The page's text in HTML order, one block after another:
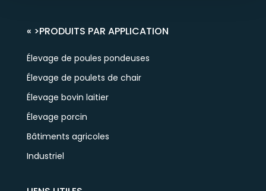
« >PRODUITS PAR APPLICATION
Élevage de poules pondeuses
Élevage de poulets de chair
Élevage bovin laitier
Élevage porcin
Bâtiments agricoles
Industriel